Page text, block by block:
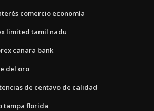
comercio economía
limited tamil nadu
canara bank
del oro
de centavo de calidad
tampa florida